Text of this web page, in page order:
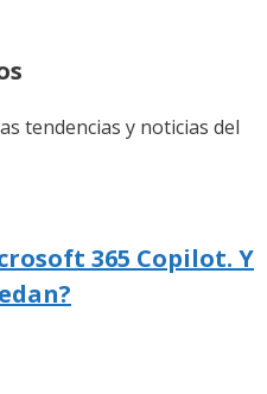
tendencias y noticias del
365 Copilot. Y